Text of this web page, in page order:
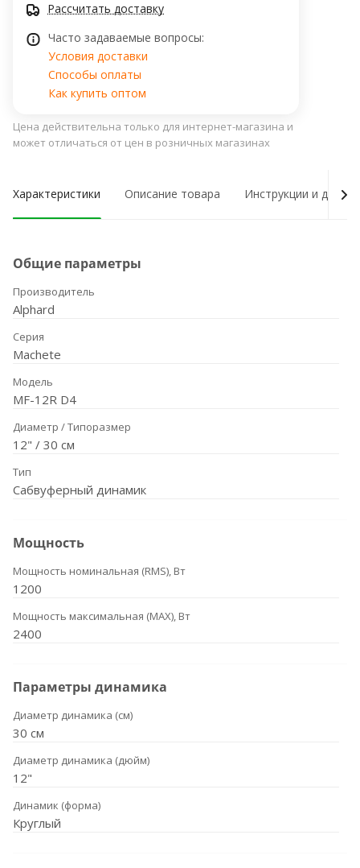
Рассчитать доставку
Часто задаваемые вопросы:
Условия доставки
Способы оплаты
Как купить оптом
Цена действительна только для интернет-магазина и
может отличаться от цен в розничных магазинах
Характеристики Описание товара Инструкции и
Общие параметры
Производитель
Alphard
Серия
Machete
Модель
MF-12R D4
Диаметр / Типоразмер
12" / 30 см
Тип
Сабвуферный динамик
Мощность
Мощность номинальная (RMS), Вт
1200
Мощность максимальная (MAX), Вт
2400
Параметры динамика
Диаметр динамика (см)
30 см
Диаметр динамика (дюйм)
12"
Динамик (форма)
Круглый